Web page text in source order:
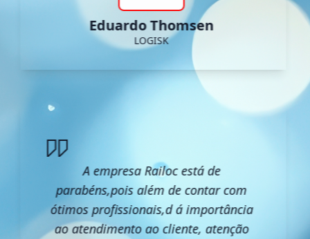
Eduardo Thomsen
LOGISK
A empresa Railoc está de
parabéns,pois além de contar com
ótimos profissionais,d á importância
ao atendimento ao cliente, atenção